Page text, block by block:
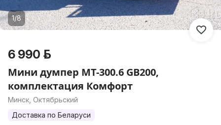
1/8
6 990 р.
Мини думпер МТ-300.6 GB200,
комплектация Комфорт
Минск, Октябрьский
Доставка по Беларуси